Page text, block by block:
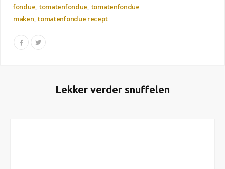
fondue tomatenfondue tomatenfondue
maken tomatenfondue recept
Lekker verder snuffelen